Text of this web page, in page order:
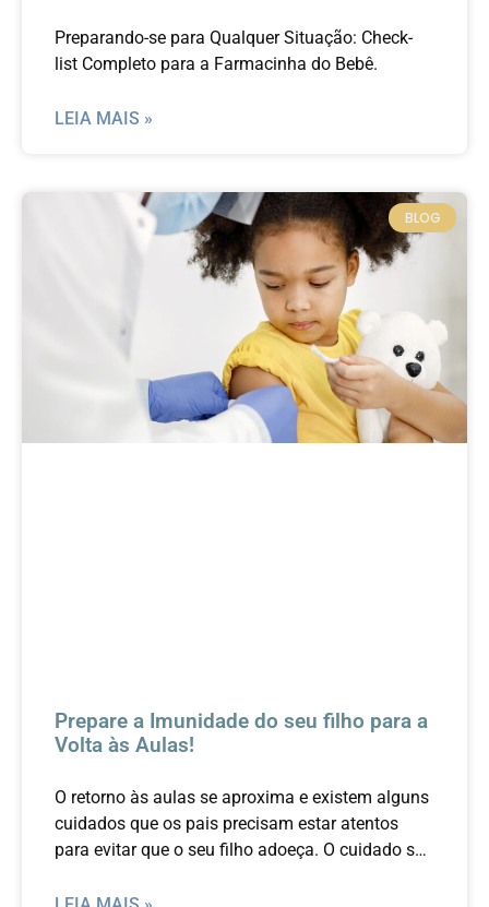
Preparando-se para Qualquer Situação: Check-
list Completo para a Farmacinha do Bebê.
LEIA MAIS »
BLOG
Prepare a Imunidade do seu filho para a
Volta às Aulas!
O retorno às aulas se aproxima e existem alguns
cuidados que os pais precisam estar atentos
para evitar que o seu filho adoeça. O cuidado se